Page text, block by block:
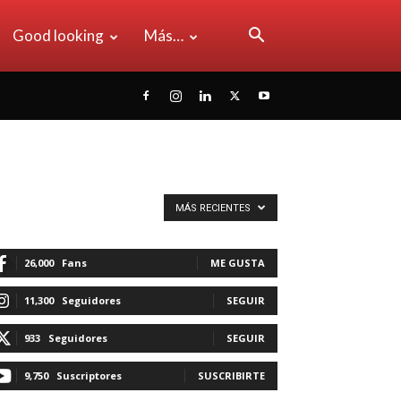
Good looking Más…
MÁS RECIENTES
26,000 Fans ME GUSTA
11,300 Seguidores SEGUIR
933 Seguidores SEGUIR
9,750 Suscriptores SUSCRIBIRTE